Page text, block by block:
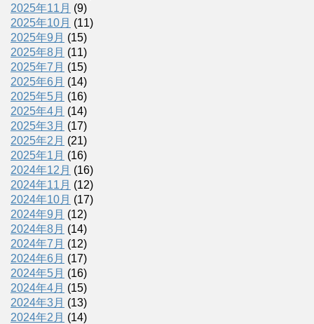
2025年11月 (9)
2025年10月 (11)
2025年9月 (15)
2025年8月 (11)
2025年7月 (15)
2025年6月 (14)
2025年5月 (16)
2025年4月 (14)
2025年3月 (17)
2025年2月 (21)
2025年1月 (16)
2024年12月 (16)
2024年11月 (12)
2024年10月 (17)
2024年9月 (12)
2024年8月 (14)
2024年7月 (12)
2024年6月 (17)
2024年5月 (16)
2024年4月 (15)
2024年3月 (13)
2024年2月 (14)